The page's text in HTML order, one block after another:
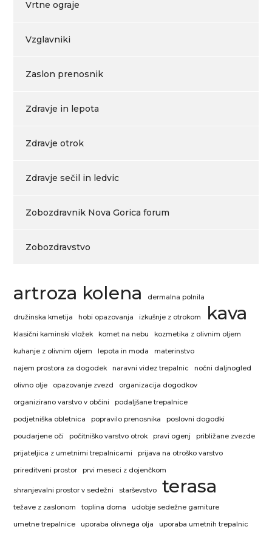
Vrtne ograje
Vzglavniki
Zaslon prenosnik
Zdravje in lepota
Zdravje otrok
Zdravje sečil in ledvic
Zobozdravnik Nova Gorica forum
Zobozdravstvo
artroza kolena dermalna polnila
družinska kmetija hobi opazovanja izkušnje z otrokom kava
klasični kaminski vložek komet na nebu kozmetika z olivnim oljem
kuhanje z olivnim oljem lepota in moda materinstvo
najem prostora za dogodek naravni videz trepalnic nočni daljnogled
olivno olje opazovanje zvezd organizacija dogodkov
organizirano varstvo v občini podaljšane trepalnice
podjetniška obletnica popravilo prenosnika poslovni dogodki
poudarjene oči počitniško varstvo otrok pravi ogenj približane zvezde
prijateljica z umetnimi trepalnicami prijava na otroško varstvo
prireditveni prostor prvi meseci z dojenčkom
shranjevalni prostor v sedežni starševstvo terasa
težave z zaslonom toplina doma udobje sedežne garniture
umetne trepalnice uporaba olivnega olja uporaba umetnih trepalnic